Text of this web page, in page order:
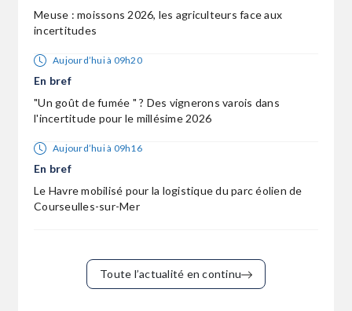
Meuse : moissons 2026, les agriculteurs face aux
incertitudes
Aujourd’hui à 09h20
En bref
"Un goût de fumée " ? Des vignerons varois dans
l'incertitude pour le millésime 2026
Aujourd’hui à 09h16
En bref
Le Havre mobilisé pour la logistique du parc éolien de
Courseulles-sur-Mer
Toute l’actualité en continu